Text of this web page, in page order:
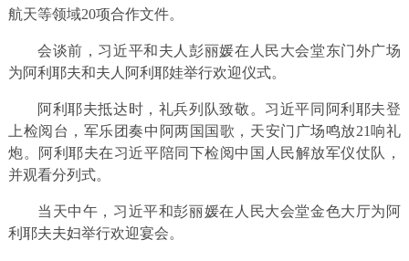
航天等领域20项合作文件。
会谈前，习近平和夫人彭丽媛在人民大会堂东门外广场
为阿利耶夫和夫人阿利耶娃举行欢迎仪式。
阿利耶夫抵达时，礼兵列队致敬。习近平同阿利耶夫登
上检阅台，军乐团奏中阿两国国歌，天安门广场鸣放21响礼
炮。阿利耶夫在习近平陪同下检阅中国人民解放军仪仗队，
并观看分列式。
当天中午，习近平和彭丽媛在人民大会堂金色大厅为阿
利耶夫夫妇举行欢迎宴会。